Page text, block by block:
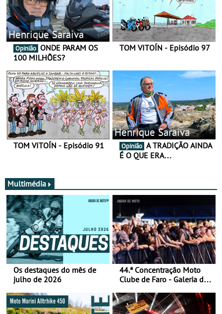
Henrique Saraiva
Opinião
100 MILHÕES?
TOM VITOÍN - Episódio 97
TOM VITOÍN - Episódio 91
Henrique Saraiva
Opinião
É O QUE ERA…
Multimédia
Os destaques do mês de
julho de 2026
44.ª Concentração Moto
Clube de Faro - Galeria de